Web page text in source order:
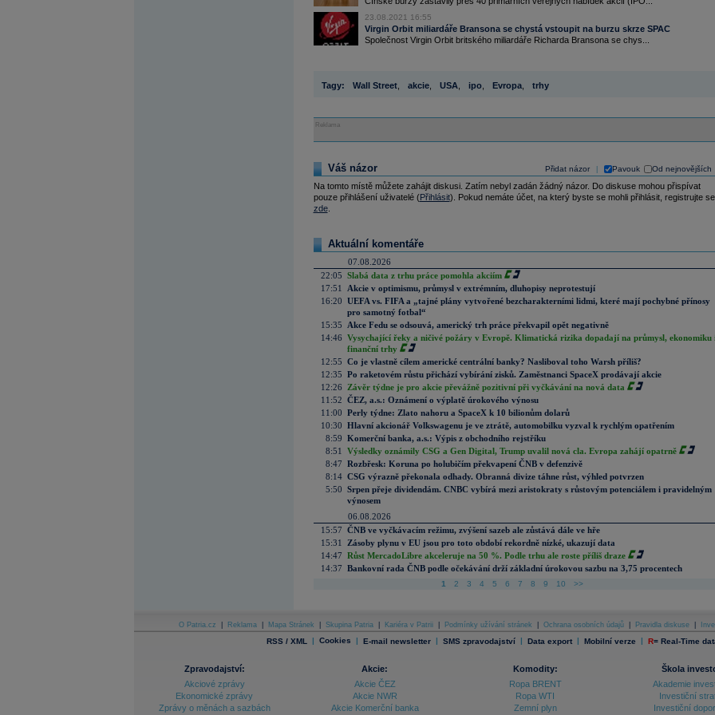
23.08.2021 16:55
Virgin Orbit miliardáře Bransona se chystá vstoupit na burzu skrze SPAC
Společnost Virgin Orbit britského miliardáře Richarda Bransona se chys...
Tagy: Wall Street, akcie, USA ipo, Evropa, trhy
Reklama
Přidat názor Pavouk Od nejnovějších
Váš názor
Na tomto místě můžete zahájit diskusi. Zatím nebyl zadán žádný názor. Do diskuse mohou přispívat
pouze přihlášení uživatelé (Přihlásit). Pokud nemáte účet, na který byste se mohli přihlásit, registrujte se
zde.
Aktuální komentáře
07.08.2026
22:05 Slabá data z trhu práce pomohla akciím
17:51
Akcie v optimismu, průmysl v extrémním, dluhopisy neprotestují
16:20 UEFA vs. FIFA a „tajné plány vytvořené bezcharakterními lidmi, které mají pochybné přínosy
pro samotný fotbal“
15:35
Akce Fedu se odsouvá, americký trh práce překvapil opět negativně
14:46 Vysychající řeky a ničivé požáry v Evropě. Klimatická rizika dopadají na průmysl, ekonomiku
finanční trhy
12:55 Co je vlastně cílem americké centrální banky? Nasliboval toho Warsh příliš?
12:35 Po raketovém růstu přichází vybírání zisků. Zaměstnanci SpaceX prodávají akcie
12:26
Závěr týdne je pro akcie převážně pozitivní při vyčkávání na nová data
11:52 ČEZ, a.s.: Oznámení o výplatě úrokového výnosu
11:00 Perly týdne: Zlato nahoru a SpaceX k 10 bilionům dolarů
10:30 Hlavní akcionář Volkswagenu je ve ztrátě, automobilku vyzval k rychlým opatřením
8:59 Komerční banka, a.s.: Výpis z obchodního rejstříku
8:51
Výsledky oznámily CSG a Gen Digital, Trump uvalil nová cla. Evropa zahájí opatrně
8:47 Rozbřesk: Koruna po holubičím překvapení ČNB v defenzivě
8:14 CSG výrazně překonala odhady. Obranná divize táhne růst, výhled potvrzen
5:50 Srpen přeje dividendám. CNBC vybírá mezi aristokraty s růstovým potenciálem i pravidelným
výnosem
06.08.2026
15:57 ČNB ve vyčkávacím režimu, zvýšení sazeb ale zůstává dále ve hře
15:31
Zásoby plynu v EU jsou pro toto období rekordně nízké, ukazují data
14:47 Růst MercadoLibre akceleruje na 50 %. Podle trhu ale roste příliš draze
14:37 Bankovní rada ČNB podle očekávání drží základní úrokovou sazbu na 3,75 procentech
1 2 3 4 5 6 7 8 9 10 >>
O Patria.cz Reklama Mapa Stránek Skupina Patria Kariéra v Patrii Podmínky užívání stránek Ochrana osobních údajů Pravidla diskuse
RSS / XML | Cookies | E-mail newsletter | SMS zpravodajství | Data export | Mobilní verze | R= Real-Time
Zpravodajství:
Akciové zprávy
Ekonomické zprávy
Zprávy o měnách a sazbách
Akcie:
Akcie ČEZ
Akcie NWR
Akcie Komerční banka
Komodity:
Ropa BRENT
Ropa WTI
Zemní plyn
Škola
Akademie
Investiční
Investiční